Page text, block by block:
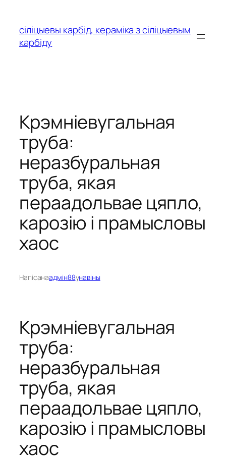
зместу
сіліцыевы карбід, кераміка з сіліцыевым
карбіду
Крэмніевугальная
труба:
неразбуральная
труба, якая
пераадольвае цяпло,
карозію і прамысловы
хаос
Напісанаадмін88унавіны
Крэмніевугальная
труба:
неразбуральная
труба, якая
пераадольвае цяпло,
карозію і прамысловы
хаос